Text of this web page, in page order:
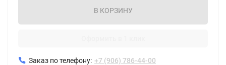
В КОРЗИНУ
Заказ по телефону: +7 (906) 786-44-00